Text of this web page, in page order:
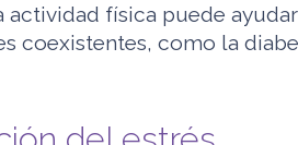
actividad física puede
coexistentes, como la